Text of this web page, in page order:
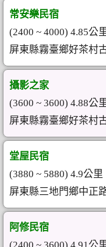
常安樂民宿
(2400 ~ 4000) 4.85公
屏東縣霧臺鄉好茶村
攝影之家
(3600 ~ 3600) 4.88公
屏東縣霧臺鄉好茶村
堂屋民宿
(3880 ~ 5880) 4.9公里
屏東縣三地門鄉中正
阿修民宿